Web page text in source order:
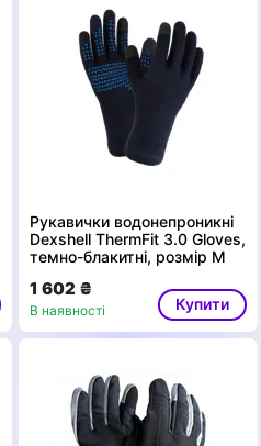
Рукавички водонепроникні
Dexshell ThermFit 3.0 Gloves,
темно-блакитні, розмір M
1 602 ₴
В наявності Купити